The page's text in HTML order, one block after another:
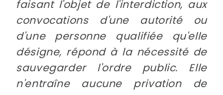
faisant l'objet de l'interdiction, aux
convocations d'une autorité ou
d'une personne qualifiée qu'elle
désigne, répond à la nécessité de
sauvegarder l'ordre public. Elle
n'entraîne aucune privation de